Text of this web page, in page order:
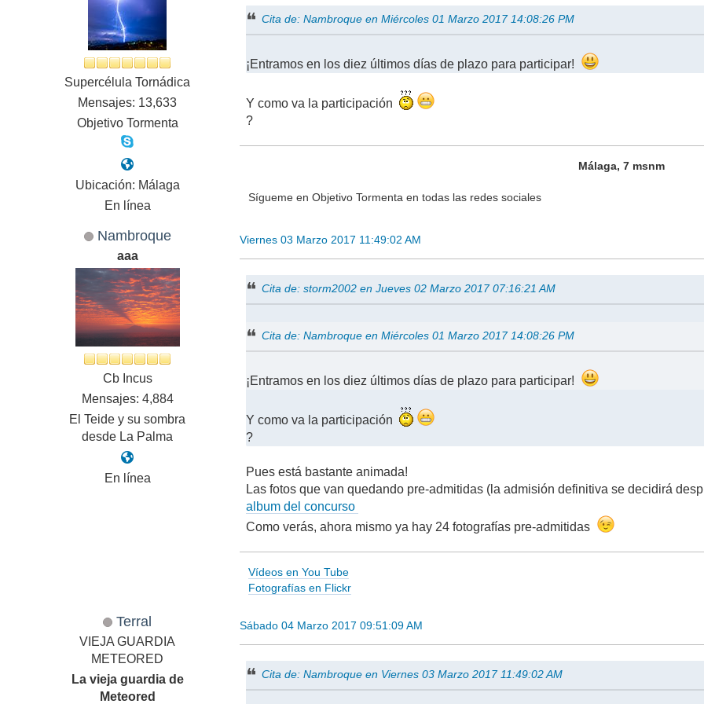
Supercélula Tornádica
Mensajes: 13,633
Objetivo Tormenta
Ubicación: Málaga
En línea
Cita de: Nambroque en Miércoles 01 Marzo 2017 14:08:26 PM
¡Entramos en los diez últimos días de plazo para participar!
Y como va la participación
?
Málaga, 7 msnm
Sígueme en Objetivo Tormenta en todas las redes sociales
Nambroque
aaa
Cb Incus
Mensajes: 4,884
El Teide y su sombra
desde La Palma
En línea
Viernes 03 Marzo 2017 11:49:02 AM
Cita de: storm2002 en Jueves 02 Marzo 2017 07:16:21 AM
Cita de: Nambroque en Miércoles 01 Marzo 2017 14:08:26 PM
¡Entramos en los diez últimos días de plazo para participar!
Y como va la participación
?
Pues está bastante animada!
Las fotos que van quedando pre-admitidas (la admisión definitiva se decidirá
album del concurso
Como verás, ahora mismo ya hay 24 fotografías pre-admitidas
Vídeos en You Tube
Fotografías en Flickr
Terral
VIEJA GUARDIA
METEORED
La vieja guardia de
Meteored
Sábado 04 Marzo 2017 09:51:09 AM
Cita de: Nambroque en Viernes 03 Marzo 2017 11:49:02 AM